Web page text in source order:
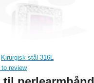
Kirurgisk stål 316L
review